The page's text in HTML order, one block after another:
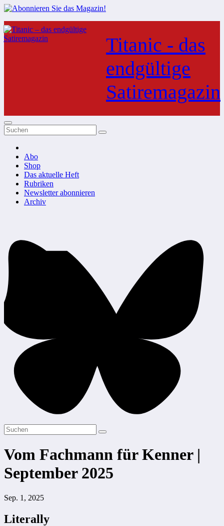
Zum
Inhalt
springen
Titanic - das
endgültige
Satiremagazin
Abo
Shop
Das aktuelle Heft
Rubriken
Newsletter abonnieren
Archiv
Vom Fachmann für Kenner |
September 2025
Sep. 1, 2025
Literally